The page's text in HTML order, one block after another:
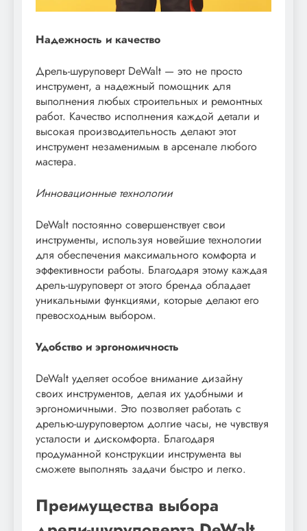
Надежность и качество
Дрель-шуруповерт DeWalt — это не просто
инструмент, а надежный помощник для
выполнения любых строительных и ремонтных
работ. Качество исполнения каждой детали и
высокая производительность делают этот
инструмент незаменимым в арсенале любого
мастера.
Инновационные технологии
DeWalt постоянно совершенствует свои
инструменты, используя новейшие технологии
для обеспечения максимального комфорта и
эффективности работы. Благодаря этому каждая
дрель-шуруповерт от этого бренда обладает
уникальными функциями, которые делают его
превосходным выбором.
Удобство и эргономичность
DeWalt уделяет особое внимание дизайну
своих инструментов, делая их удобными и
эргономичными. Это позволяет работать с
дрелью-шуруповертом долгие часы, не чувствуя
усталости и дискомфорта. Благодаря
продуманной конструкции инструмента вы
сможете выполнять задачи быстро и легко.
Преимущества выбора